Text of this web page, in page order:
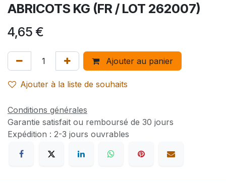
ABRICOTS KG (FR / LOT 262007)
4,65 €
Ajouter au panier
Ajouter à la liste de souhaits
Conditions générales
Garantie satisfait ou remboursé de 30 jours
Expédition : 2-3 jours ouvrables